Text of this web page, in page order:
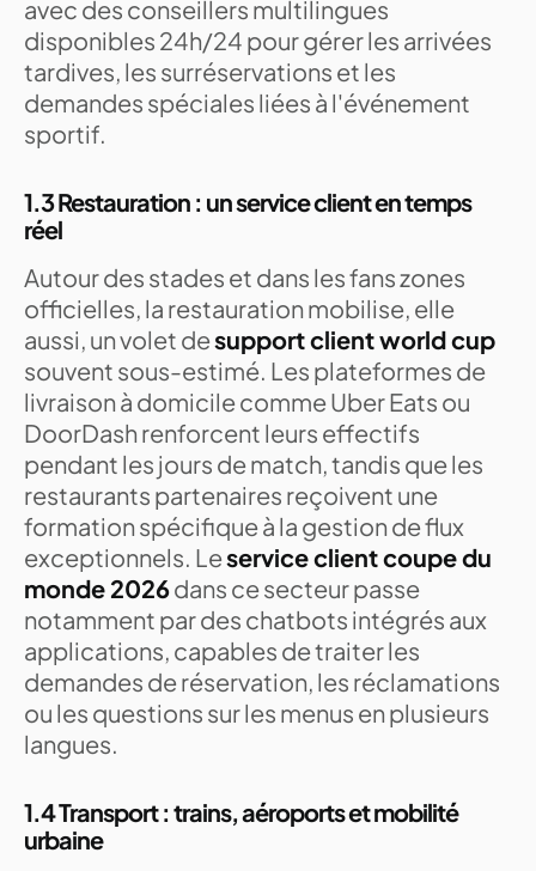
avec des conseillers multilingues
disponibles 24h/24 pour gérer les arrivées
tardives, les surréservations et les
demandes spéciales liées à l'événement
sportif.
1.3 Restauration : un service client en temps
réel
Autour des stades et dans les fans zones
officielles, la restauration mobilise, elle
aussi, un volet desupport client world cup
souvent sous-estimé. Les plateformes de
livraison à domicile comme Uber Eats ou
DoorDash renforcent leurs effectifs
pendant les jours de match, tandis que les
restaurants partenaires reçoivent une
formation spécifique à la gestion de flux
exceptionnels. Leservice client coupe du
monde 2026dans ce secteur passe
notamment par des chatbots intégrés aux
applications, capables de traiter les
demandes de réservation, les réclamations
ou les questions sur les menus en plusieurs
langues.
1.4 Transport : trains, aéroports et mobilité
urbaine